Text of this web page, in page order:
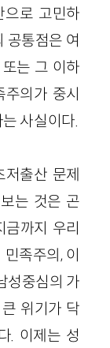
으로 고민하
공통점은 여
는 그 이하
의가 중시
사실이다.
출산 문제
는 것은 곤
금까지 우리
족주의, 이
성중심의 가
위기가 닥
. 이제는 성